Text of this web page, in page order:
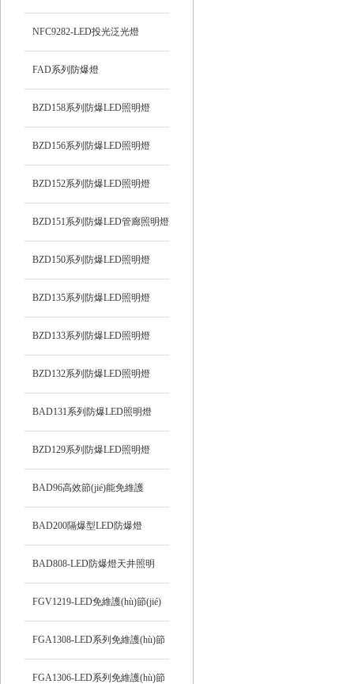
NFC9282-LED投光泛光燈
FAD系列防爆燈
BZD158系列防爆LED照明燈
BZD156系列防爆LED照明燈
BZD152系列防爆LED照明燈
BZD151系列防爆LED管廊照明燈
BZD150系列防爆LED照明燈
BZD135系列防爆LED照明燈
BZD133系列防爆LED照明燈
BZD132系列防爆LED照明燈
BAD131系列防爆LED照明燈
BZD129系列防爆LED照明燈
BAD96高效節(jié)能免維護
(hù)LED防爆燈
BAD200隔爆型LED防爆燈
BAD808-LED防爆燈天井照明
FGV1219-LED免維護(hù)節(jié)
能防爆吸頂燈
FGA1308-LED系列免維護(hù)節
(jié)能防爆燈
FGA1306-LED系列免維護(hù)節